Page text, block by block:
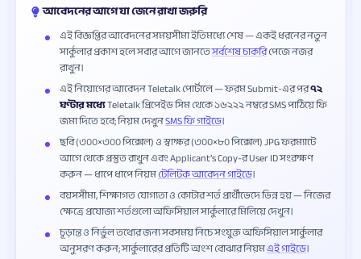
আবেদনের আগে যা জেনে রাখা জরুরি
এই বিজ্ঞপ্তির আবেদনের সময়সীমা ইতিমধ্যে শেষ — একই ধরনের নতুন
সার্কুলার প্রকাশ হলে সবার আগে জানতেসর্বশেষ চাকরিপেজে নজর
রাখুন।
এই নিয়োগের আবেদন Teletalk পোর্টালে — ফরম Submit-এর পর৭২
ঘণ্টার মধ্যেTeletalk প্রিপেইড সিম থেকে ১৬২২২ নম্বরে SMS পাঠিয়ে ফি
জমা দিতে হবে; নিয়ম দেখুনSMS ফি গাইডে।
ছবি (৩০০×৩০০ পিক্সেল) ও স্বাক্ষর (৩০০×৮০ পিক্সেল) JPG ফরম্যাটে
আগে থেকে প্রস্তুত রাখুন এবং Applicant’s Copy-র User ID সংরক্ষণ
করুন — ধাপে ধাপে নিয়মটেলিটক আবেদন গাইডে।
বয়সসীমা, শিক্ষাগত যোগ্যতা ও কোটার শর্ত প্রার্থীভেদে ভিন্ন হয় — নিজের
ক্ষেত্রে প্রযোজ্য শর্তগুলো অফিসিয়াল সার্কুলারে মিলিয়ে দেখুন।
চূড়ান্ত ও নির্ভুল তথ্যের জন্য সবসময় নিচে সংযুক্ত অফিসিয়াল সার্কুলার
অনুসরণ করুন; সার্কুলারের প্রতিটি অংশ বোঝার নিয়মএই গাইডে।